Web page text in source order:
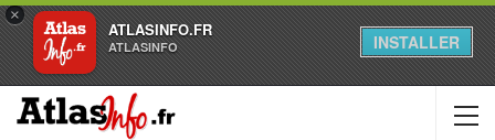
×
ATLASINFO.FR
ATLASINFO INSTALLER